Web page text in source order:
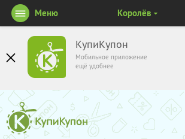
КупиКупон
Мобильное приложение
ещё удобнее
Меню Королёв